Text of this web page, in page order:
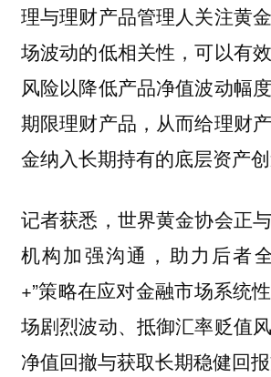
理与理财产品管理人关注黄
场波动的低相关性，可以有
风险以降低产品净值波动幅
期限理财产品，从而给理财
金纳入长期持有的底层资产创
记者获悉，世界黄金协会正
机构加强沟通，助力后者
+”策略在应对金融市场系统
场剧烈波动、抵御汇率贬值
净值回撤与获取长期稳健回报